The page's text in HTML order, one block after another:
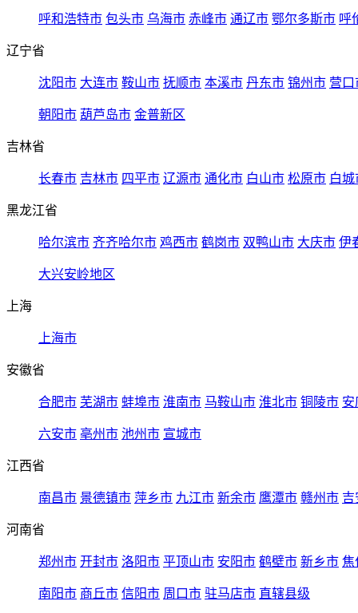
呼和浩特市 包头市 乌海市 赤峰市 通辽市 鄂尔多斯市 呼
辽宁省
沈阳市 大连市 鞍山市 抚顺市 本溪市 丹东市 锦州市 营口
朝阳市 葫芦岛市 金普新区
吉林省
长春市 吉林市 四平市 辽源市 通化市 白山市 松原市 白城
黑龙江省
哈尔滨市 齐齐哈尔市 鸡西市 鹤岗市 双鸭山市 大庆市 伊
大兴安岭地区
上海
上海市
安徽省
合肥市 芜湖市 蚌埠市 淮南市 马鞍山市 淮北市 铜陵市 安
六安市 亳州市 池州市 宣城市
江西省
南昌市 景德镇市 萍乡市 九江市 新余市 鹰潭市 赣州市 吉
河南省
郑州市 开封市 洛阳市 平顶山市 安阳市 鹤壁市 新乡市 焦
南阳市 商丘市 信阳市 周口市 驻马店市 直辖县级